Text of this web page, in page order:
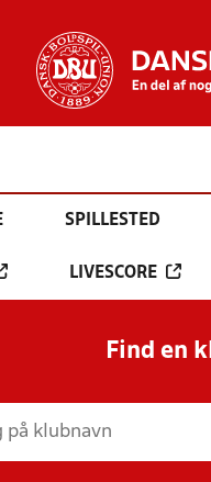
SPILLESTED
LIVESCORE
Find en